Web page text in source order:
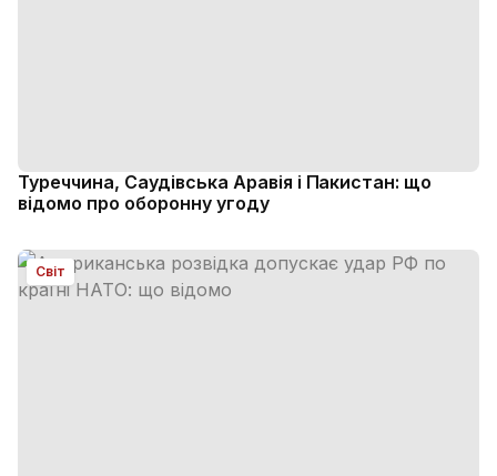
Туреччина, Саудівська Аравія і Пакистан: що
відомо про оборонну угоду
Світ